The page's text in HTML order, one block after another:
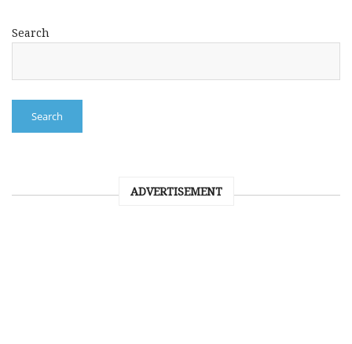
Search
Search
ADVERTISEMENT